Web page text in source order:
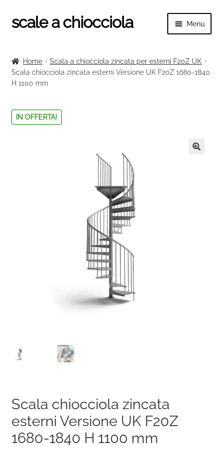
Vai
alla
Vai
al
scale a chiocciola Menu
il
menu
Tutte le scale
Ringhiere e balaustre
menu
Home
Scala a chiocciola zincata per esterni F20Z UK
Scala chiocciola zincata esterni Versione UK F20Z 1680-1840
H 1100 mm
IN OFFERTA!
Scala chiocciola zincata
esterni Versione UK F20Z
1680-1840 H 1100 mm